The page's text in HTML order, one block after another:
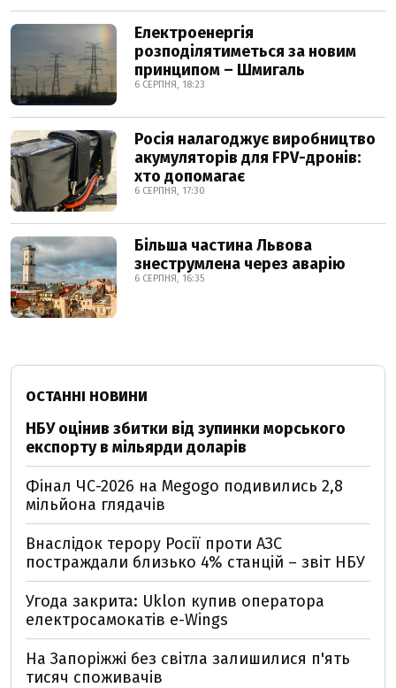
Електроенергія
розподілятиметься за новим
принципом – Шмигаль
6 СЕРПНЯ, 18:23
Росія налагоджує виробництво
акумуляторів для FPV-дронів:
хто допомагає
6 СЕРПНЯ, 17:30
Більша частина Львова
знеструмлена через аварію
6 СЕРПНЯ, 16:35
ОСТАННІ НОВИНИ
НБУ оцінив збитки від зупинки морського
експорту в мільярди доларів
Фінал ЧС-2026 на Megogo подивились 2,8
мільйона глядачів
Внаслідок терору Росії проти АЗС
постраждали близько 4% станцій – звіт НБУ
Угода закрита: Uklon купив оператора
електросамокатів e-Wings
На Запоріжжі без світла залишилися п'ять
тисяч споживачів